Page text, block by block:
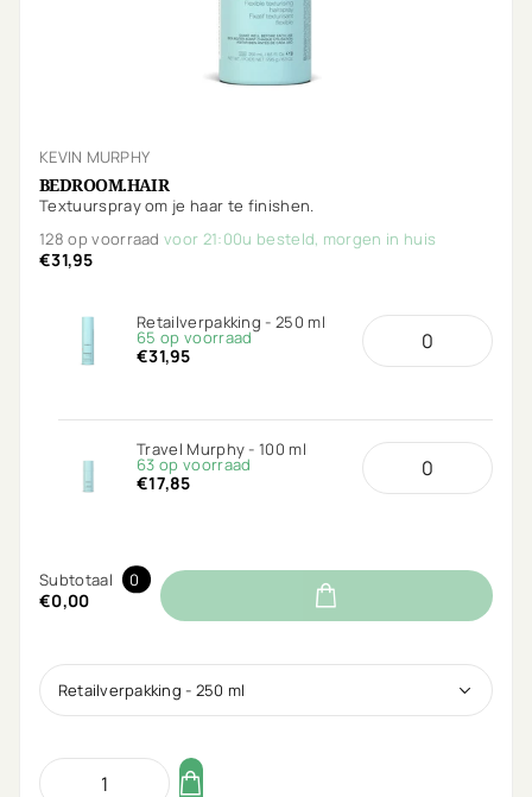
KEVIN MURPHY
BEDROOM.HAIR
Textuurspray om je haar te finishen.
128 op voorraadvoor 21:00u besteld, morgen in huis
€31,95
Retailverpakking - 250 ml
65 op voorraad
€31,95
Travel Murphy - 100 ml
63 op voorraad
€17,85
Subtotaal 0
€0,00